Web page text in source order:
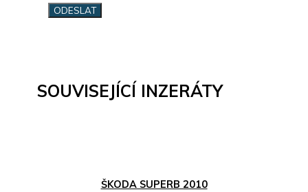
SOUVISEJÍCÍ INZERÁTY
ŠKODA SUPERB 2010